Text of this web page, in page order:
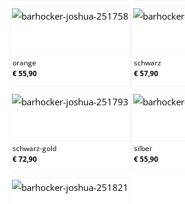
orange
€ 55,90
schwarz
€ 57,90
schwarz-gold
€ 72,90
silber
€ 55,90